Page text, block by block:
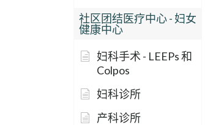
社区团结医疗中心 - 妇女
健康中心
妇科手术 - LEEPs 和
Colpos
妇科诊所
产科诊所